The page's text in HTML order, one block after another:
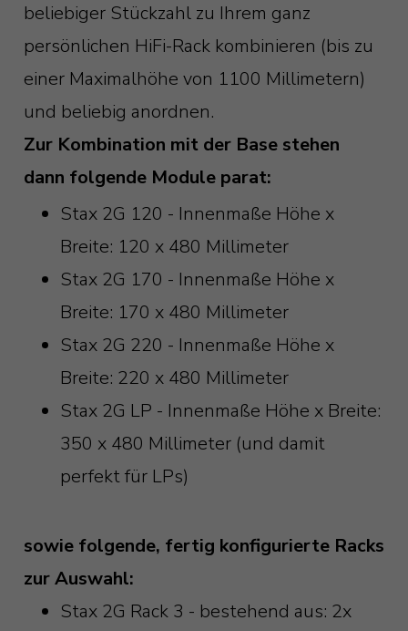
beliebiger Stückzahl zu Ihrem ganz
persönlichen HiFi-Rack kombinieren (bis zu
einer Maximalhöhe von 1100 Millimetern)
und beliebig anordnen.
Zur Kombination mit der Base stehen
dann folgende Module parat:
Stax 2G 120 - Innenmaße Höhe x
Breite: 120 x 480 Millimeter
Stax 2G 170 - Innenmaße Höhe x
Breite: 170 x 480 Millimeter
Stax 2G 220 - Innenmaße Höhe x
Breite: 220 x 480 Millimeter
Stax 2G LP - Innenmaße Höhe x Breite:
350 x 480 Millimeter (und damit
perfekt für LPs)
sowie folgende, fertig konfigurierte Racks
zur Auswahl:
Stax 2G Rack 3 - bestehend aus: 2x